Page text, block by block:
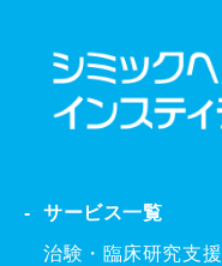
サービス一覧
治験・臨床研究支援